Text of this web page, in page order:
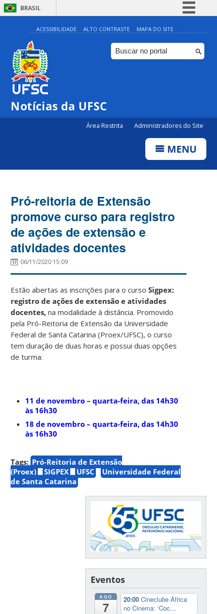
BRASIL
Simplifique!
Comunica BR
Participe
ACESSIBILIDADE ALTO CONTRASTE MAPA DO SITE
Notícias da UFSC
Área Restrita Administradores do Site
MENU
Pró-reitoria de Extensão
promove curso para registro
de ações de extensão e
atividades docentes
06/11/2020 15:09
Estão abertas as inscrições para o cursoSigpex:
registro de ações de extensão e atividades
docentes,na modalidade à distância. Promovido
pela Pró-Reitoria de Extensão da Universidade
Federal de Santa Catarina (Proex/UFSC), o curso
tem duração de duas horas e possui duas opções
de turma:
11 de novembro – quarta-feira, das 14h30
às 16h30
18 de novembro – quarta-feira, das 14h30
às 16h30
Tags: Pró-Reitoria de Extensão
(Proex)
SIGPEX UFSC
Universidade Federal
de Santa Catarina
Eventos
AGO
7
20:00Cineclube África
no Cinema: ‘Coc...